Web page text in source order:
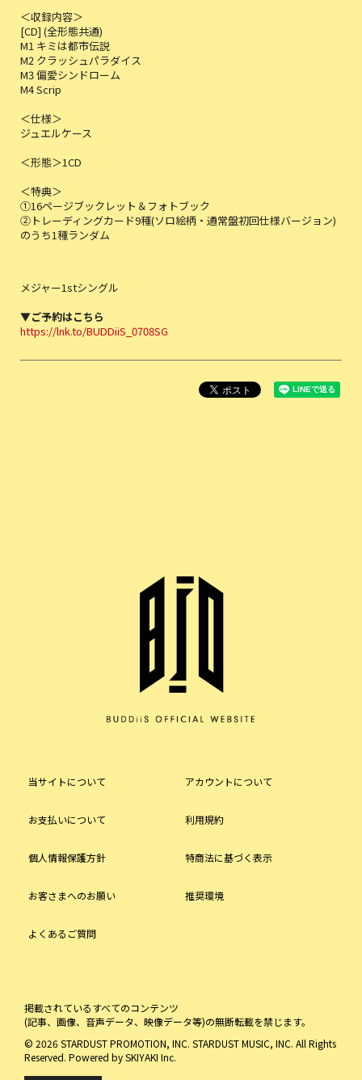
＜収録内容＞
[CD] (全形態共通)
M1 キミは都市伝説
M2 クラッシュパラダイス
M3 偏愛シンドローム
M4 Scrip
＜仕様＞
ジュエルケース
＜形態＞1CD
＜特典＞
①16ページブックレット＆フォトブック
②トレーディングカード9種(ソロ絵柄・通常盤初回仕様バージョン)
のうち1種ランダム
メジャー1stシングル
▼ご予約はこちら
https://lnk.to/BUDDiiS_0708SG
当サイトについて アカウントについて
お支払いについて 利用規約
個人情報保護方針 特商法に基づく表示
お客さまへのお願い 推奨環境
よくあるご質問
掲載されているすべてのコンテンツ
(記事、画像、音声データ、映像データ等)の無断転載を禁じます。
© 2026 STARDUST PROMOTION, INC. STARDUST MUSIC, INC. All Rights
Reserved. Powered bySKIYAKI Inc.